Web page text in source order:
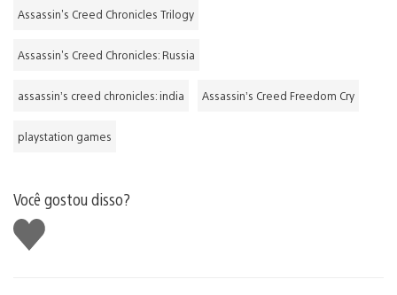
Assassin's Creed Chronicles Trilogy
Assassin's Creed Chronicles: Russia
assassin’s creed chronicles: india Assassin’s Creed Freedom Cry
playstation games
Você gostou disso?
Curtir